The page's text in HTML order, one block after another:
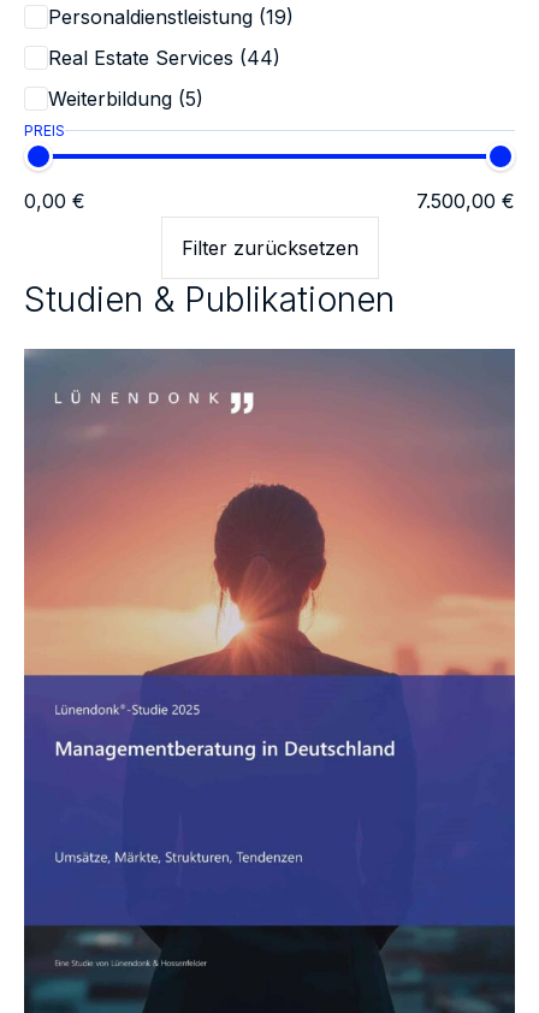
Personaldienstleistung (19)
Real Estate Services (44)
Weiterbildung (5)
PREIS
0,00 €
7.500,00 €
Filter zurücksetzen
Studien & Publikationen